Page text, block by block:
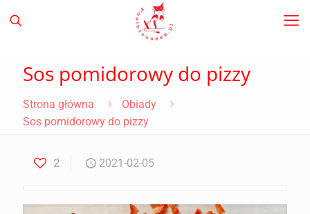
Sos pomidorowy do pizzy
Strona główna
Obiady
Sos pomidorowy do pizzy
2 2021-02-05